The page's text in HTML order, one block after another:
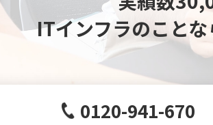
ITインフラのことな
0120-941-670